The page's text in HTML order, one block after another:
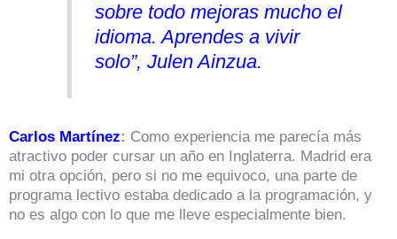
sobre todo mejoras mucho el
idioma. Aprendes a vivir
solo”, Julen Ainzua.
Carlos Martínez: Como experiencia me parecía más
atractivo poder cursar un año en Inglaterra. Madrid era
mi otra opción, pero si no me equivoco, una parte de
programa lectivo estaba dedicado a la programación, y
no es algo con lo que me lleve especialmente bien.